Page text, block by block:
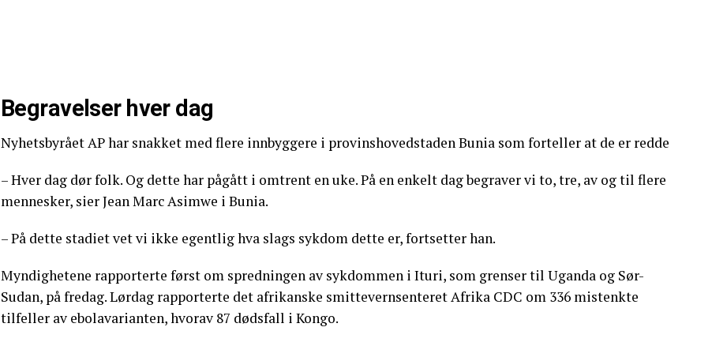
Begravelser hver dag
Nyhetsbyrået AP har snakket med flere innbyggere i provinshovedstaden Bunia som forteller at de er redde
– Hver dag dør folk. Og dette har pågått i omtrent en uke. På en enkelt dag begraver vi to, tre, av og til flere
mennesker, sier Jean Marc Asimwe i Bunia.
– På dette stadiet vet vi ikke egentlig hva slags sykdom dette er, fortsetter han.
Myndighetene rapporterte først om spredningen av sykdommen i Ituri, som grenser til Uganda og Sør-
Sudan, på fredag. Lørdag rapporterte det afrikanske smittevernsenteret Afrika CDC om 336 mistenkte
tilfeller av ebolavarianten, hvorav 87 dødsfall i Kongo.